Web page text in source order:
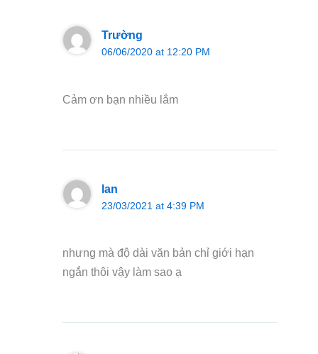
Trường
06/06/2020 at 12:20 PM
Cảm ơn bạn nhiều lắm
lan
23/03/2021 at 4:39 PM
nhưng mà độ dài văn bản chỉ giới hạn
ngắn thôi vậy làm sao ạ